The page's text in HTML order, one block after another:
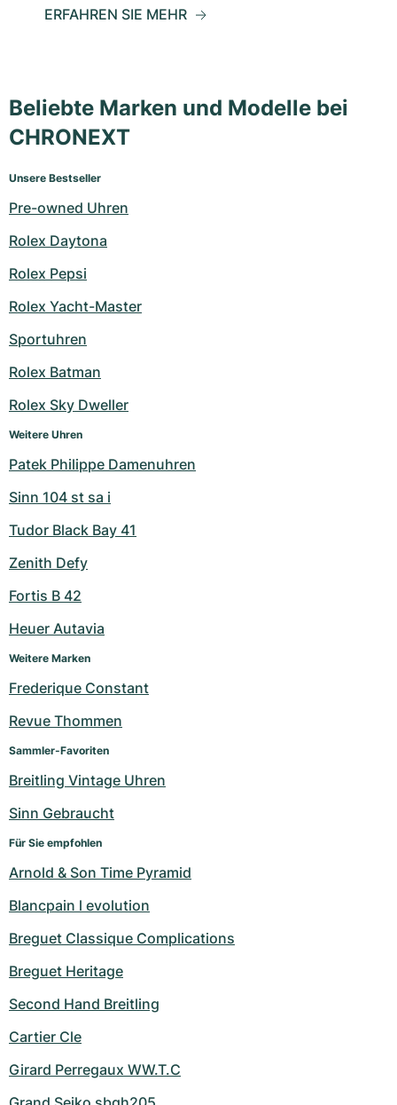
ERFAHREN SIE MEHR
Beliebte Marken und Modelle bei
CHRONEXT
Unsere Bestseller
Pre-owned Uhren
Rolex Daytona
Rolex Pepsi
Rolex Yacht-Master
Sportuhren
Rolex Batman
Rolex Sky Dweller
Weitere Uhren
Patek Philippe Damenuhren
Sinn 104 st sa i
Tudor Black Bay 41
Zenith Defy
Fortis B 42
Heuer Autavia
Weitere Marken
Frederique Constant
Revue Thommen
Sammler-Favoriten
Breitling Vintage Uhren
Sinn Gebraucht
Für Sie empfohlen
Arnold & Son Time Pyramid
Blancpain l evolution
Breguet Classique Complications
Breguet Heritage
Second Hand Breitling
Cartier Cle
Girard Perregaux WW.T.C